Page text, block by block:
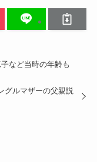
など当時の年齢も
グルマザーの父親説